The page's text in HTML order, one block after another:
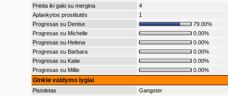
Prieita iki galo su mergina
4
Aplankytos prostitutës
1
Progresas su Denise
79.00%
Progresas su Michelle
0.00%
Progresas su Helena
0.00%
Progresas su Barbara
0.00%
Progresas su Katie
0.00%
Progresas su Millie
0.00%
Ginklø valdymo lygiai
Pistoletas
Gangster